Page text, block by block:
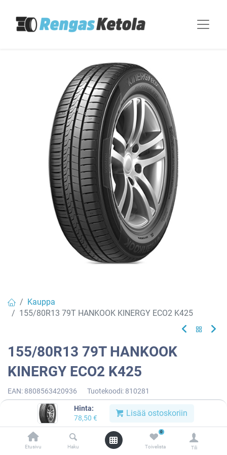
Hinta:
78,50 € Lisää ostoskoriin
Etusivu Haku
0
Toivelista Tili
Kauppa
155/80R13 79T HANKOOK KINERGY ECO2 K425
155/80R13 79T HANKOOK
KINERGY ECO2 K425
EAN: 8808563420936 Tuotekoodi: 810281
€ / kpl
Toimittajilla (kotimaa):
Saatavilla
Toimitusaika:3 arkipäivää